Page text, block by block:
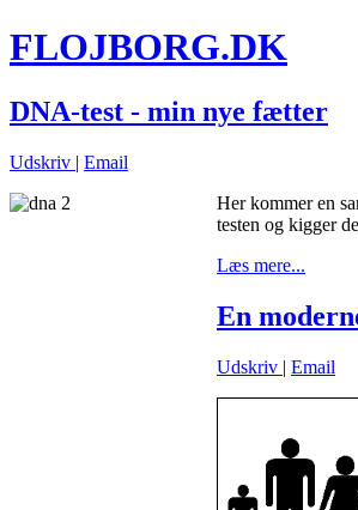
FLOJBORG.DK
DNA-test - min nye fætter
Udskriv | Email
Her kommer en
testen og kigger
Læs mere...
En
Udskriv | Email